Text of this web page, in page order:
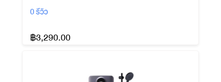
0 รีวิว
฿3,290.00